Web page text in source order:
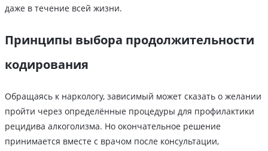
даже в течение всей жизни.
Принципы выбора продолжительности
кодирования
Обращаясь к наркологу, зависимый может сказать о желании
пройти через определённые процедуры для профилактики
рецидива алкоголизма. Но окончательное решение
принимается вместе с врачом после консультации,